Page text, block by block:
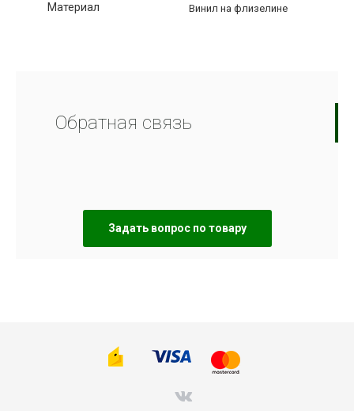
Материал Винил на флизелине
Обратная связь
Задать вопрос по товару